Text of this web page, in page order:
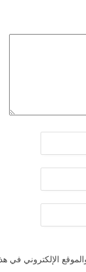
الإلكتروني في